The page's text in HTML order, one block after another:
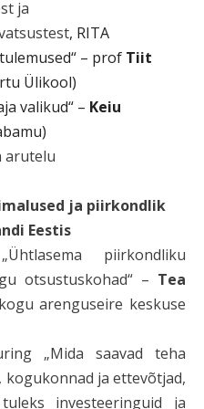
ja
, RITA
– prof Tiit
Ülikool)
valikud“ – Keiu
arutelu
ja piirkondlik
Eestis
„Ühtlasema piirkondliku
otsustuskohad“ – Tea
arenguseire keskuse
„Mida saavad teha
kogukonnad ja ettevõtjad,
investeeringuid ja